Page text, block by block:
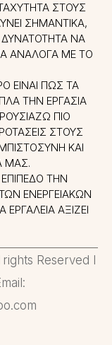
ΤΑΧΎΤΗΤΑ ΣΤΟΥΣ
ΣΗΜΑΝΤΙΚΆ,
ΝΑ
ΑΝΆΛΟΓΑ ΜΕ ΤΟ
ΕΊΝΑΙ ΠΩΣ ΤΑ
ΤΗΝ ΕΡΓΑΣΊΑ
ΠΙΟ
ΣΤΟΥΣ
ΚΑΙ
ΜΑΣ.
ΤΗΝ
ΕΝΕΡΓΕΙΑΚΏΝ
ΑΞΊΖΕΙ
Reserved I